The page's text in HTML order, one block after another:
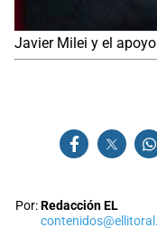
Javier Milei y el
Por:Redacción EL